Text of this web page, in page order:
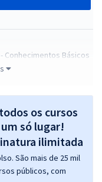
Conhecimentos Básicos
Intermediário
20%) os cursos
só lugar!
São mais de 25 mil
públicos, com